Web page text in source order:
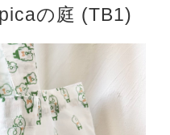
の庭 (TB1)